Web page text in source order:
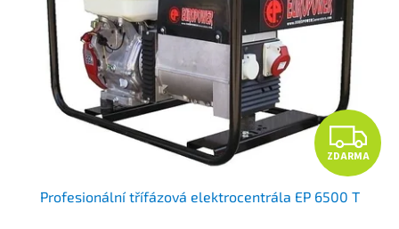
Z
D
ZDARMA
Profesionální třífázová elektrocentrála EP 6500 T